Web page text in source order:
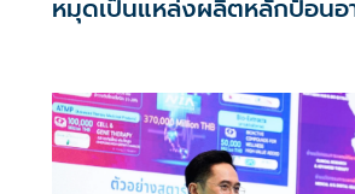
หมุดเป็นแหล่งผลิตหลักป้อนอ